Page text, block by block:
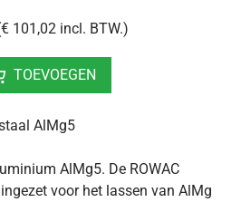
AlMg5. De ROWAC
voor het lassen van AlMg
101,02 incl. BTW.)
TOEVOEGEN
AlMg5